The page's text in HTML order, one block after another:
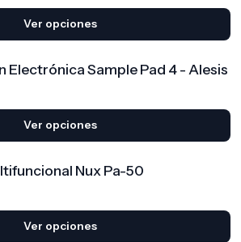
Ver opciones
Electrónica Sample Pad 4 - Alesis
Ver opciones
Nux Pa-50
Ver opciones